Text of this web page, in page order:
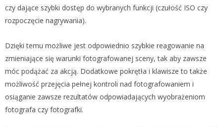
czy dające szybki dostęp do wybranych funkcji (czułość ISO czy
rozpoczęcie nagrywania).
Dzięki temu możliwe jest odpowiednio szybkie reagowanie na
zmieniające się warunki fotografowanej sceny, tak aby zawsze
móc podążać za akcją. Dodatkowe pokrętła i klawisze to także
możliwość przejęcia pełnej kontroli nad fotografowaniem i
osiąganie zawsze rezultatów odpowiadających wyobrażeniom
fotografa czy fotografki.